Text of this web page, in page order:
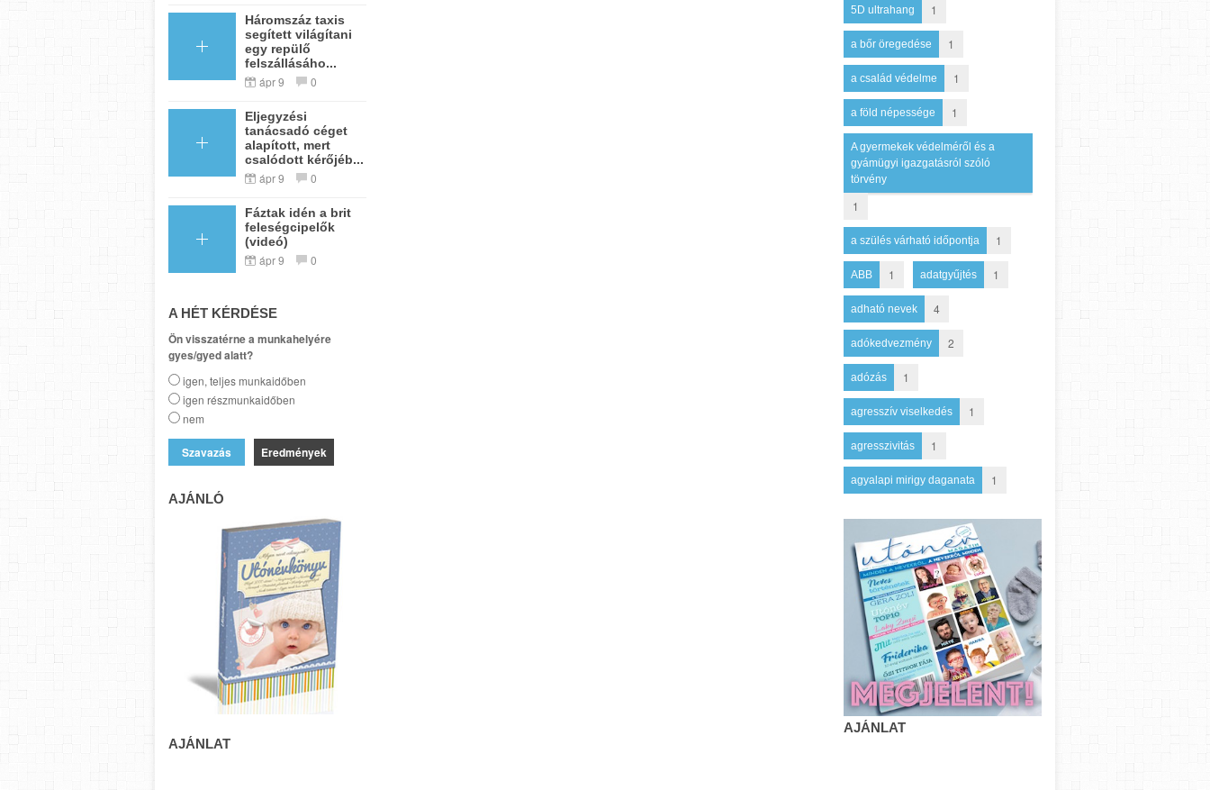
Háromszáz taxis
segített világítani
egy repülő
felszállásáho...
ápr 9 0
Eljegyzési
tanácsadó céget
alapított, mert
csalódott kérőjéb...
ápr 9 0
Fáztak idén a brit
feleségcipelők
(videó)
ápr 9 0
A HÉT KÉRDÉSE
Ön visszatérne a munkahelyére
gyes/gyed alatt?
igen, teljes munkaidőben
igen részmunkaidőben
nem
Eredmények
AJÁNLÓ
AJÁNLAT
5D ultrahang 1
a bőr öregedése 1
a család védelme 1
a föld népessége 1
A gyermekek védelméről és a
gyámügyi igazgatásról szóló
törvény
1
a szülés várható időpontja 1
ABB 1 adatgyűjtés 1
adható nevek 4
adókedvezmény 2
adózás 1
agresszív viselkedés 1
agresszivitás 1
agyalapi mirigy daganata 1
AJÁNLAT